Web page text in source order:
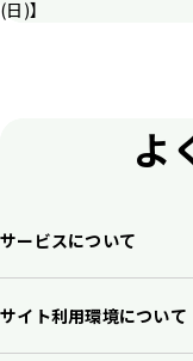
(日)】
よ
サービスについて
サイト利用環境について